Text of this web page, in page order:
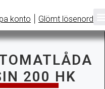
konto Glömt lösenord
200 HK